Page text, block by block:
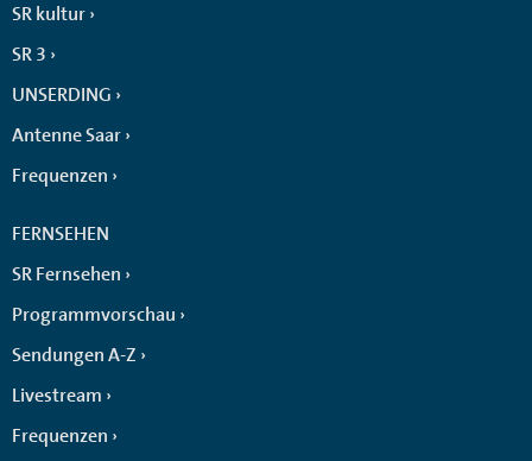
SR kultur
SR 3
UNSERDING
Antenne Saar
Frequenzen
FERNSEHEN
SR Fernsehen
Programmvorschau
Sendungen A-Z
Livestream
Frequenzen